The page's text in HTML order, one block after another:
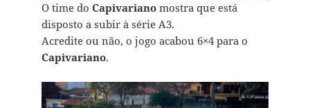
O time do Capivarianomostra que está
disposto a subir à série A3.
Acredite ou não, o jogo acabou 6×4 para o
Capivariano.